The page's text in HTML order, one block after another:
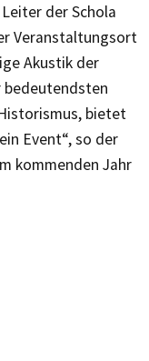
der Schola
Veranstaltungsort
Akustik der
bedeutendsten
bietet
Event“, so der
kommenden Jahr